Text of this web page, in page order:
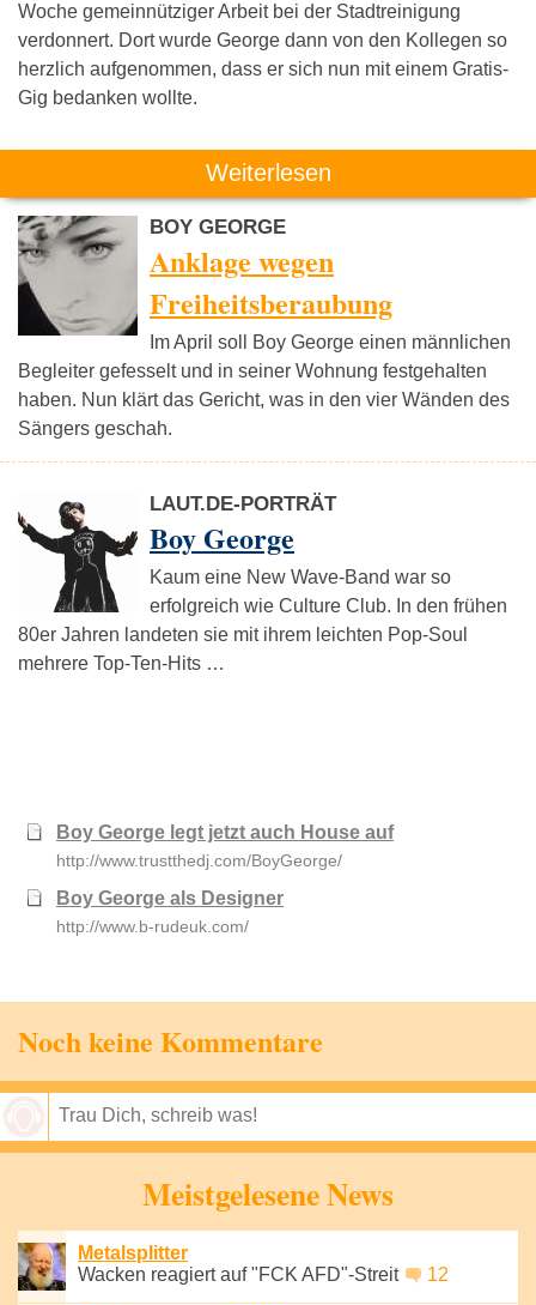
Woche gemeinnütziger Arbeit bei der Stadtreinigung
verdonnert. Dort wurde George dann von den Kollegen so
herzlich aufgenommen, dass er sich nun mit einem Gratis-
Gig bedanken wollte.
Weiterlesen
BOY GEORGE
Anklage wegen
Freiheitsberaubung
Im April soll Boy George einen männlichen
Begleiter gefesselt und in seiner Wohnung festgehalten
haben. Nun klärt das Gericht, was in den vier Wänden des
Sängers geschah.
LAUT.DE-PORTRÄT
Boy George
Kaum eine New Wave-Band war so
erfolgreich wie Culture Club. In den frühen
80er Jahren landeten sie mit ihrem leichten Pop-Soul
mehrere Top-Ten-Hits …
Boy George legt jetzt auch House auf
http://www.trustthedj.com/BoyGeorge/
Boy George als Designer
http://www.b-rudeuk.com/
Noch keine Kommentare
Meistgelesene News
Metalsplitter
Wacken reagiert auf "FCK AFD"-Streit
12